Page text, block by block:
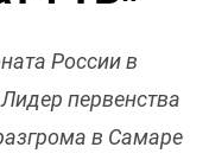
России в
первенства
в Самаре